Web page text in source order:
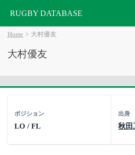
RUGBY DATABASE
Home 大村優友
大村優友
ポジション
LO / FL
出身
秋田